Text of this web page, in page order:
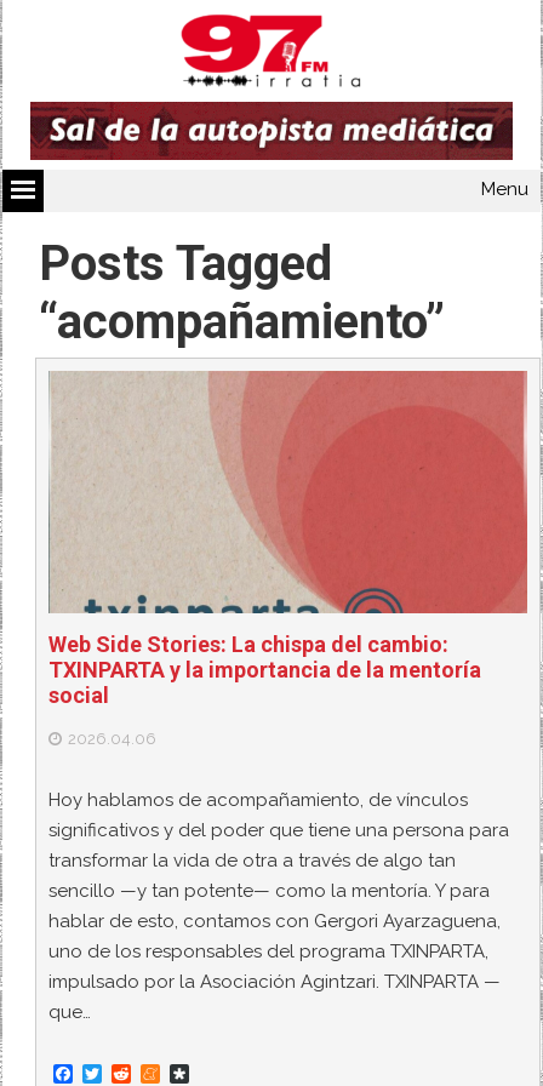
Menu
Posts Tagged
“acompañamiento”
Web Side Stories: La chispa del cambio:
TXINPARTA y la importancia de la mentoría
social
2026.04.06
Hoy hablamos de acompañamiento, de vínculos
significativos y del poder que tiene una persona para
transformar la vida de otra a través de algo tan
sencillo —y tan potente— como la mentoría. Y para
hablar de esto, contamos con Gergori Ayarzaguena,
uno de los responsables del programa TXINPARTA,
impulsado por la Asociación Agintzari. TXINPARTA —
que…
F
T
R
M